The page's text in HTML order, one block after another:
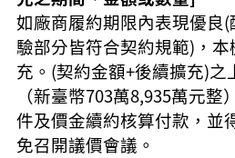
桃
園
市
政
府
隱
如廠商履約期限內表現優良
驗部分皆符合契約規範)，
充。(契約金額+後續擴充)之
（新臺幣703萬8,935萬元
件及價金續約核算付款，並
免召開議價會議。